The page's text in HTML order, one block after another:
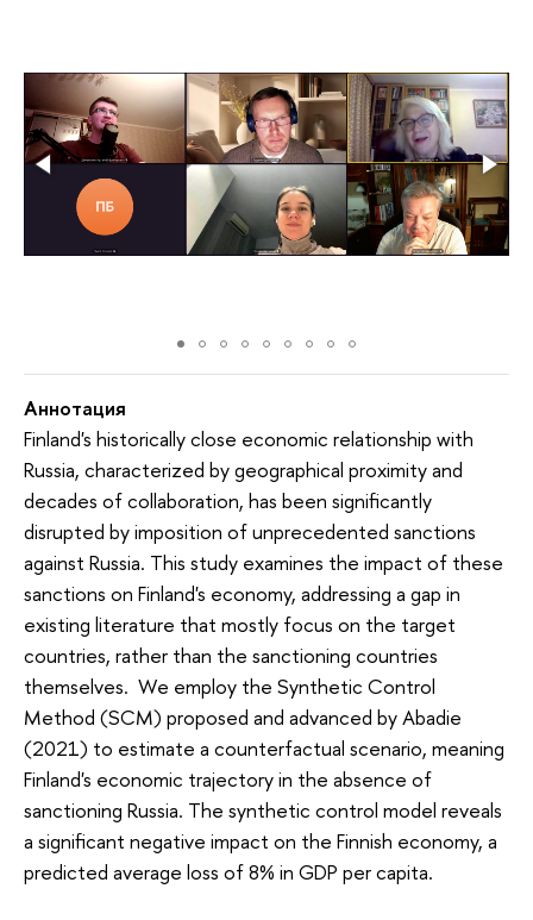
Аннотация
Finland's historically close economic relationship with
Russia, characterized by geographical proximity and
decades of collaboration, has been significantly
disrupted by imposition of unprecedented sanctions
against Russia. This study examines the impact of these
sanctions on Finland's economy, addressing a gap in
existing literature that mostly focus on the target
countries, rather than the sanctioning countries
themselves. We employ the Synthetic Control
Method (SCM) proposed and advanced by Abadie
(2021) to estimate a counterfactual scenario, meaning
Finland's economic trajectory in the absence of
sanctioning Russia. The synthetic control model reveals
a significant negative impact on the Finnish economy, a
predicted average loss of 8% in GDP per capita.